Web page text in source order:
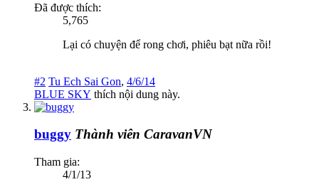
Đã được thích:
5,765
Lại có chuyện để rong chơi, phiêu bạt nữa rồi!
#2 Tu Ech Sai Gon, 4/6/14
BLUE SKY thích nội dung này.
buggy Thành viên CaravanVN
Tham gia:
4/1/13